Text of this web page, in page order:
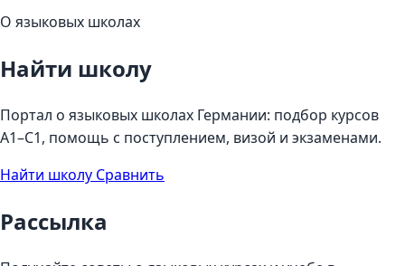
О языковых школах
Найти школу
Портал о языковых школах Германии: подбор курсов
A1–C1, помощь с поступлением, визой и экзаменами.
Найти школу Сравнить
Рассылка